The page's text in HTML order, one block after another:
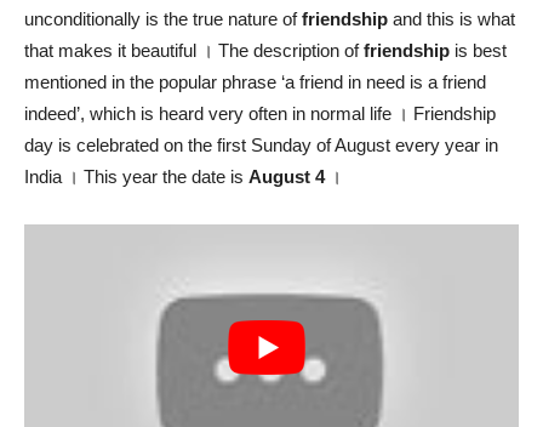
unconditionally is the true nature offriendship and this is what
that makes it beautiful । The description offriendship is best
mentioned in the popular phrase ‘a friend in need is a friend
indeed’, which is heard very often in normal life । Friendship
day is celebrated on the first Sunday of August every year in
India । This year the date is August 4।